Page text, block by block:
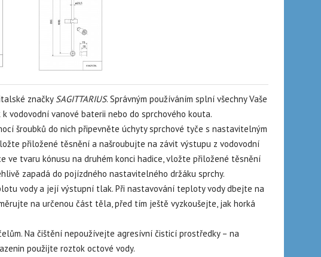
značky SAGITTARIUS. Správným používáním splní všechny Vaše
vodovodní vanové baterii nebo do sprchového kouta.
šroubků do nich připevněte úchyty sprchové tyče s nastavitelným
přiložené těsnění a našroubujte na závit výstupu z vodovodní
ve tvaru kónusu na druhém konci hadice, vložte přiložené těsnění
zapadá do pojízdného nastavitelného držáku sprchy.
vody a její výstupní tlak. Při nastavování teploty vody dbejte na
na určenou část těla, před tím ještě vyzkoušejte, jak horká
Na čištění nepoužívejte agresívní čisticí prostředky – na
použijte roztok octové vody.